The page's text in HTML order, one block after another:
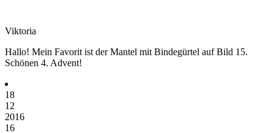
Viktoria
Hallo! Mein Favorit ist der Mantel mit Bindegürtel auf Bild 15.
Schönen 4. Advent!
18
12
2016
16